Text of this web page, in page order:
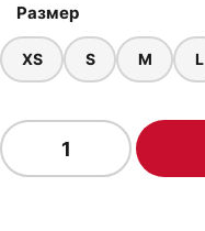
Размер
XS S M L